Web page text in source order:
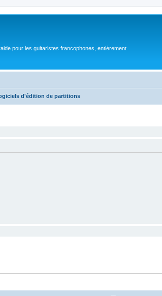
pour les guitaristes francophones, entièrement
d'édition de partitions